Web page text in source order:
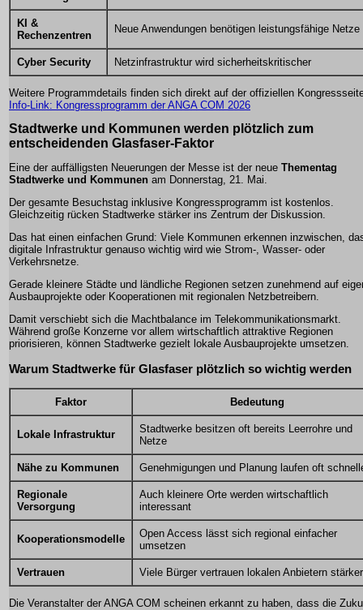
KI &
Rechenzentren
Neue Anwendungen benötigen leistungsfähige Netze
Cyber Security Netzinfrastruktur wird sicherheitskritischer
Weitere Programmdetails finden sich direkt auf der offiziellen
Info-Link: Kongressprogramm der ANGA COM 2026
Stadtwerke und Kommunen werden plötzlich zum
entscheidenden Glasfaser-Faktor
Eine der auffälligsten Neuerungen der Messe ist der neue Thementag
Stadtwerke und Kommunen am Donnerstag, 21. Mai.
Der gesamte Besuchstag inklusive Kongressprogramm ist kostenlos.
Gleichzeitig rücken Stadtwerke stärker ins Zentrum der Diskussion.
Das hat einen einfachen Grund: Viele Kommunen erkennen inzwischen,
digitale Infrastruktur genauso wichtig wird wie Strom-, Wasser- oder
Verkehrsnetze.
Gerade kleinere Städte und ländliche Regionen setzen zunehmend auf
Ausbauprojekte oder Kooperationen mit regionalen Netzbetreibern.
Damit verschiebt sich die Machtbalance im Telekommunikationsmarkt.
Während große Konzerne vor allem wirtschaftlich attraktive Regionen
priorisieren, können Stadtwerke gezielt lokale Ausbauprojekte umsetzen.
Warum Stadtwerke für Glasfaser plötzlich so wichtig werden
Faktor Bedeutung
Lokale Infrastruktur
Stadtwerke besitzen oft bereits Leerrohre und
Netze
Nähe zu Kommunen Genehmigungen und Planung laufen oft
Regionale
Versorgung
Auch kleinere Orte werden wirtschaftlich
interessant
Kooperationsmodelle
Open Access lässt sich regional einfacher
umsetzen
Vertrauen Viele Bürger vertrauen lokalen Anbietern stärker
Die Veranstalter der ANGA COM scheinen erkannt zu haben, dass die